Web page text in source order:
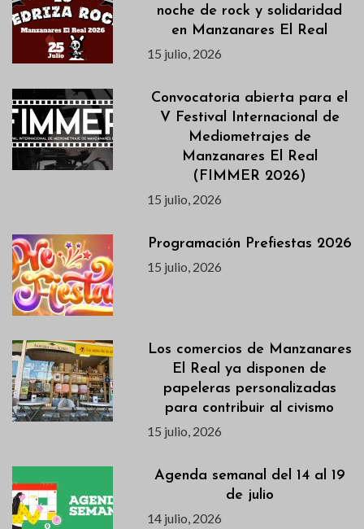
noche de rock y solidaridad
en Manzanares El Real
15 julio, 2026
Convocatoria abierta para el
V Festival Internacional de
Mediometrajes de
Manzanares El Real
(FIMMER 2026)
15 julio, 2026
Programación Prefiestas 2026
15 julio, 2026
Los comercios de Manzanares
El Real ya disponen de
papeleras personalizadas
para contribuir al civismo
15 julio, 2026
Agenda semanal del 14 al 19
de julio
14 julio, 2026